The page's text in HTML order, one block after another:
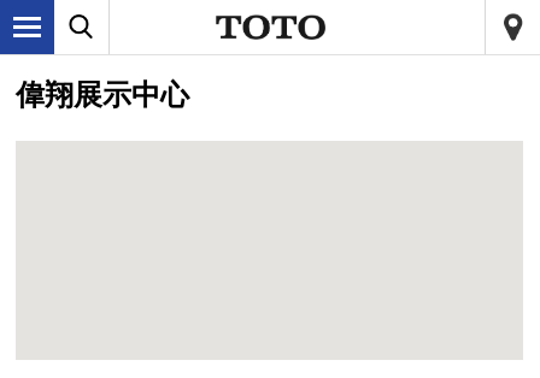
偉翔展示中心